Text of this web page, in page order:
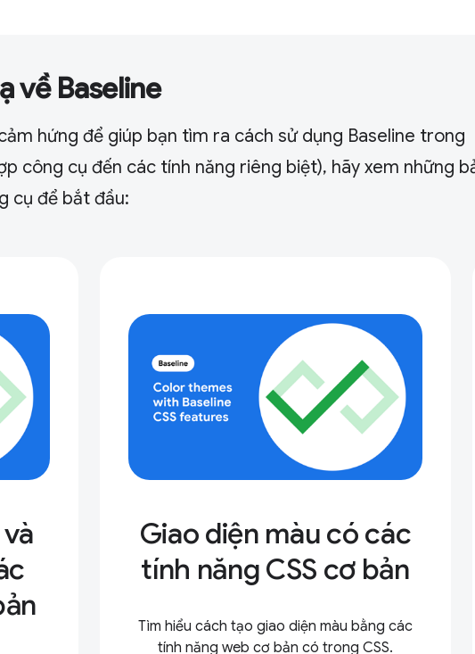
về Baseline
hứng để giúp bạn tìm ra cách sử dụng Baseline trong
công cụ đến các tính năng riêng biệt), hãy xem những
cụ để bắt đầu:
Giao diện màu có các
tính năng CSS cơ bản
Tìm hiểu cách tạo giao diện màu bằng các
tính năng web cơ bản có trong CSS.